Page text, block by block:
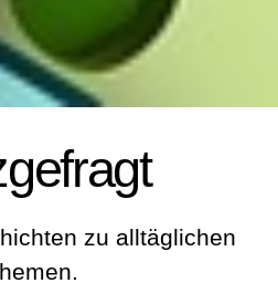
zu alltäglichen